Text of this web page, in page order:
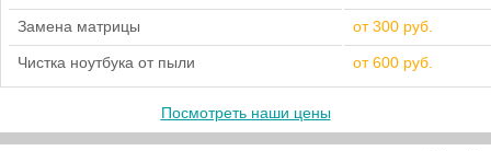
Замена матрицы от 300 руб.
Чистка ноутбука от пыли от 600 руб.
Посмотреть наши цены